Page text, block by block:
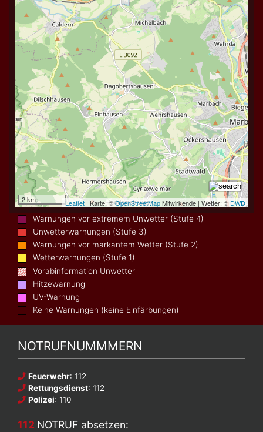
Warnungen vor extremem Unwetter (Stufe 4)
Unwetterwarnungen (Stufe 3)
Warnungen vor markantem Wetter (Stufe 2)
Wetterwarnungen (Stufe 1)
Vorabinformation Unwetter
Hitzewarnung
UV-Warnung
Keine Warnungen (keine Einfärbungen)
NOTRUFNUMMMERN
Feuerwehr: 112
Rettungsdienst: 112
Polizei: 110
112 NOTRUF absetzen: